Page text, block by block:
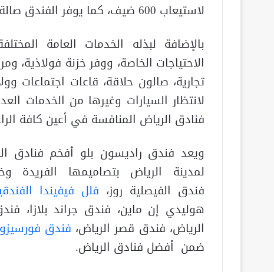
لاستيعاب 600 ضيف، كما يوفر الفندق صالة المؤتمرات و
بالإضافة لبذله الخدمات العامة
الاحتياجات الخاصة، ووفر خزنة
تجارية، صالون حلاقة، قاعات اجتماعات
لانتظار السيارات وغيرها من الخدمات
فنادق الرياض المنافسة في أعين كافة
ويعد فندق راديسون بلو أفخم فنادق
لمدينة الرياض بتصاميمها الفريدة
فندق الفيصلية روز، فلل فيفيندا
هوليدي إن ماين، فندق جراند
الرياض، فندق قصر الرياض، فندق
ضمن أفضل فنادق الرياض.